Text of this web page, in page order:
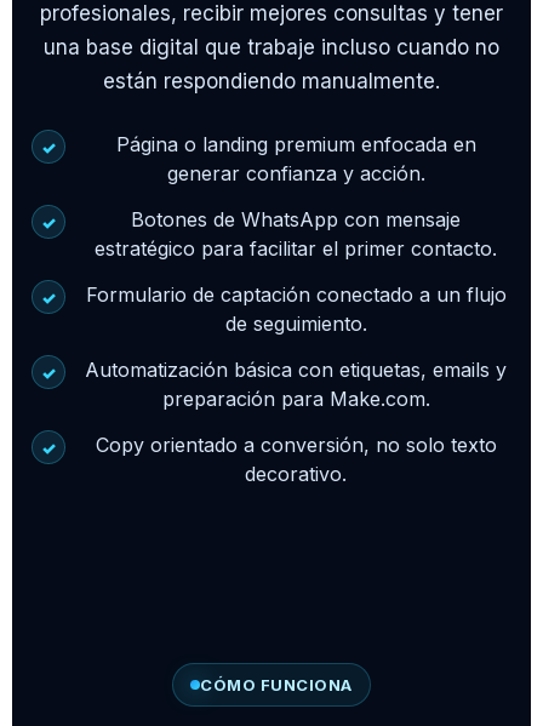
profesionales, recibir mejores consultas y tener
una base digital que trabaje incluso cuando no
están respondiendo manualmente.
✓
Página o landing premium enfocada en
generar confianza y acción.
✓
Botones de WhatsApp con mensaje
estratégico para facilitar el primer contacto.
✓
Formulario de captación conectado a un flujo
de seguimiento.
✓
Automatización básica con etiquetas, emails y
preparación para Make.com.
✓
Copy orientado a conversión, no solo texto
decorativo.
CÓMO FUNCIONA